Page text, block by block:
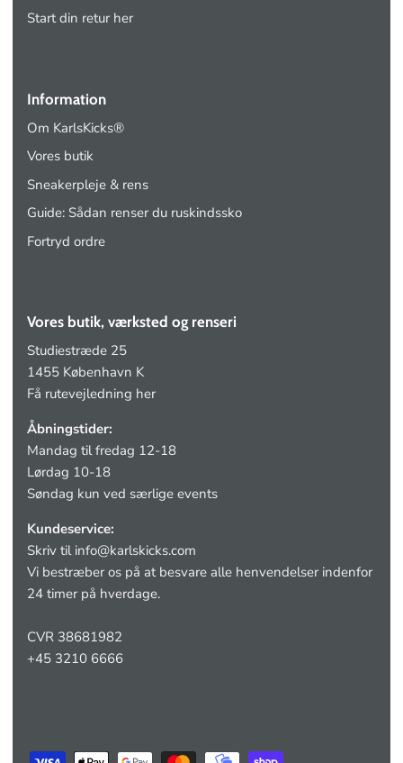
Start din retur her
Information
Om KarlsKicks®
Vores butik
Sneakerpleje & rens
Guide: Sådan renser du ruskindssko
Fortryd ordre
Vores butik, værksted og renseri
Studiestræde 25
1455 København K
Få rutevejledning her
Åbningstider:
Mandag til fredag 12-18
Lørdag 10-18
Søndag kun ved særlige events
Kundeservice:
Skriv til info@karlskicks.com
Vi bestræber os på at besvare alle henvendelser indenfor
24 timer på hverdage.
CVR 38681982
+45 3210 6666